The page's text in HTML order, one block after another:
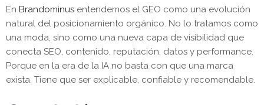
En Brandominus entendemos el GEO como una evolución
natural del posicionamiento orgánico. No lo tratamos como
una moda, sino como una nueva capa de visibilidad que
conecta SEO, contenido, reputación, datos y performance.
Porque en la era de la IA no basta con que una marca
exista. Tiene que ser explicable, confiable y recomendable.